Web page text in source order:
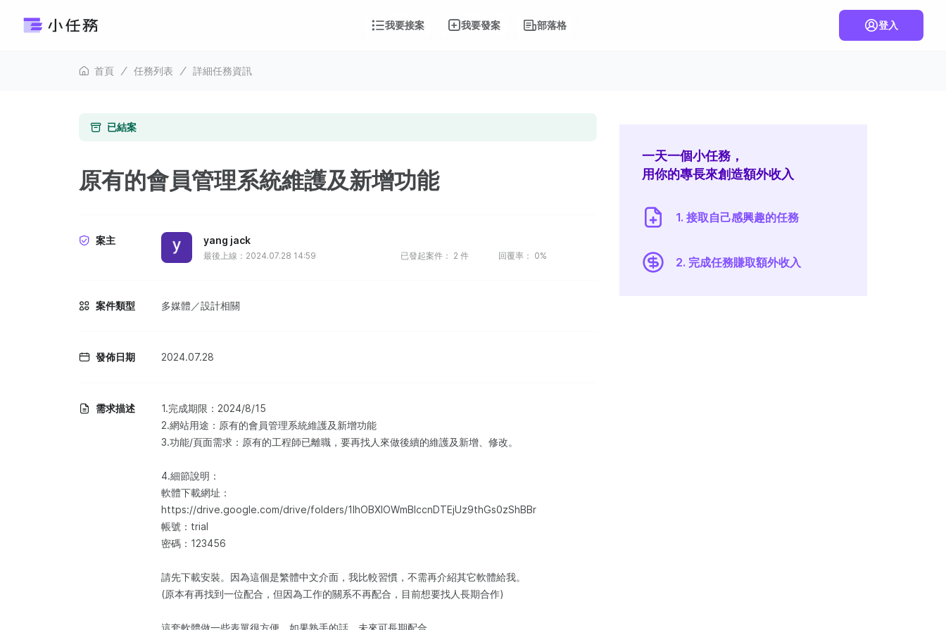
我要接案 我要發案 部落格 登入
首頁 任務列表 詳細任務資訊
已結案
原有的會員管理系統維護及新增功能
案主 yang jack
最後上線：2024.07.28 14:59 已發起案件： 2 件 回覆率： 0%
案件類型 多媒體／設計相關
發佈日期 2024.07.28
需求描述
1.完成期限：2024/8/15
2.網站用途：原有的會員管理系統維護及新增功能
3.功能/頁面需求：原有的工程師已離職，要再找人來做後續的維護及新增、修改。
4.細節說明：
軟體下載網址：
https://drive.google.com/drive/folders/1IhOBXlOWmBlccnDTEjUz9thGs0zShBBr
帳號：trial
密碼：123456
請先下載安裝。因為這個是繁體中文介面，我比較習慣，不需再介紹其它軟體給我。
(原本有再找到一位配合，但因為工作的關系不再配合，目前想要找人長期合作)
這套軟體做一些表單很方便，如果熟手的話，未來可長期配合。
一天一個小任務，
用你的專長來創造額外收入
1. 接取自己感興趣的任務
2. 完成任務賺取額外收入